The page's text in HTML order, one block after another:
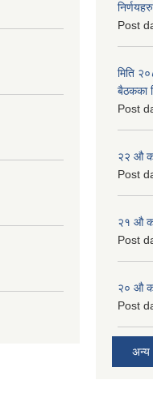
निर्णयहरु
Post
मिति
बैठकका
Post
२‍२ औ
Post
२‍१ औ
Post
२‍० औ
Post
अन्य